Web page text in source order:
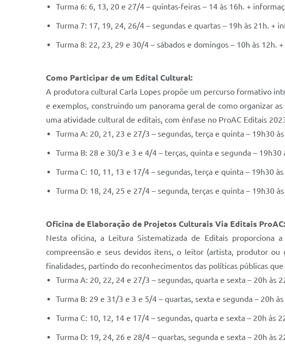
Turma 6: 6, 13, 20 e 27/4 – quintas-feiras – 14 às 16h. +
Turma 7: 17, 19, 24, 26/4 – segundas e quartas – 19h às 21h. +
Turma 8: 22, 23, 29 e 30/4 – sábados e domingos – 10h às 12h.
Como Participar de um Edital Cultural:
A produtora cultural Carla Lopes propõe um percurso formativo
e exemplos, construindo um panorama geral de como organizar
uma atividade cultural de editais, com ênfase no ProAC Editais
Turma A: 20, 21, 23 e 27/3 – segundas, terça e quinta – 19h30
Turma B: 28 e 30/3 e 3 e 4/4 – terças, quinta e segunda –
Turma C: 10, 11, 13 e 17/4 – segundas, terça e quinta – 19h30
Turma D: 18, 24, 25 e 27/4 – segunda, terças e quinta – 19h30
Oficina de Elaboração de Projetos Culturais Via Editais ProAC:
Nesta oficina, a Leitura Sistematizada de Editais proporciona
compreensão e seus devidos itens, o leitor (artista, produtor
finalidades, partindo do reconhecimentos das políticas públicas
Turma A: 20, 22, 24 e 27/3 – segundas, quarta e sexta – 20h às
Turma B: 29 e 31/3 e 3 e 5/4 – quartas, sexta e segunda – 20h
Turma C: 10, 12, 14 e 17/4 – segundas, quarta e sexta – 20h às
Turma D: 19, 24, 26 e 28/4 – quartas, segunda e sexta – 20h às